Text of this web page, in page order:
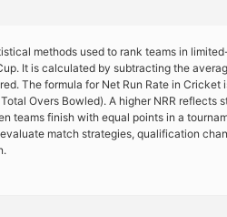
methods used to rank teams in
It is calculated by subtracting the
The formula for Net Run Rate in Cricket
Overs Bowled). A higher NRR reflects
teams finish with equal points in a
match strategies, qualification